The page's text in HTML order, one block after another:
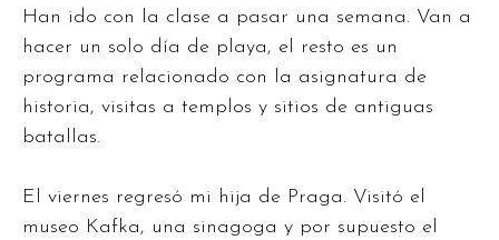
Han ido con la clase a pasar una semana. Van a
hacer un solo día de playa, el resto es un
programa relacionado con la asignatura de
historia, visitas a templos y sitios de antiguas
batallas.
El viernes regresó mi hija de Praga. Visitó el
museo Kafka, una sinagoga y por supuesto el